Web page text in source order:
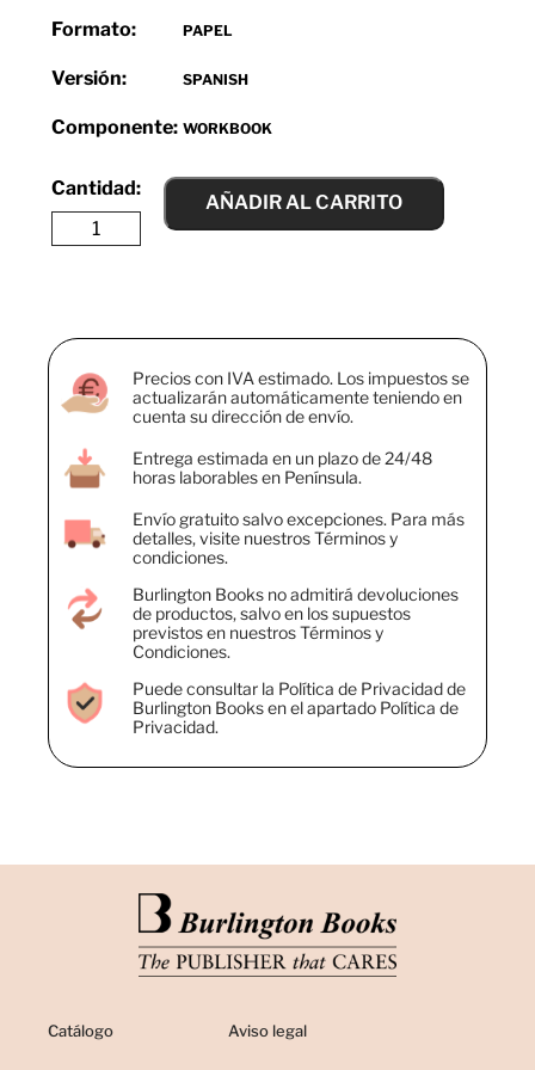
Formato: PAPEL
Versión: SPANISH
Componente: WORKBOOK
AÑADIR AL CARRITO
Precios con IVA estimado. Los impuestos se
actualizarán automáticamente teniendo en
cuenta su dirección de envío.
Entrega estimada en un plazo de 24/48
horas laborables en Península.
Envío gratuito salvo excepciones. Para más
detalles, visite nuestros Términos y
condiciones.
Burlington Books no admitirá devoluciones
de productos, salvo en los supuestos
previstos en nuestros Términos y
Condiciones.
Puede consultar la Política de Privacidad de
Burlington Books en el apartado Política de
Privacidad.
Catálogo Aviso legal